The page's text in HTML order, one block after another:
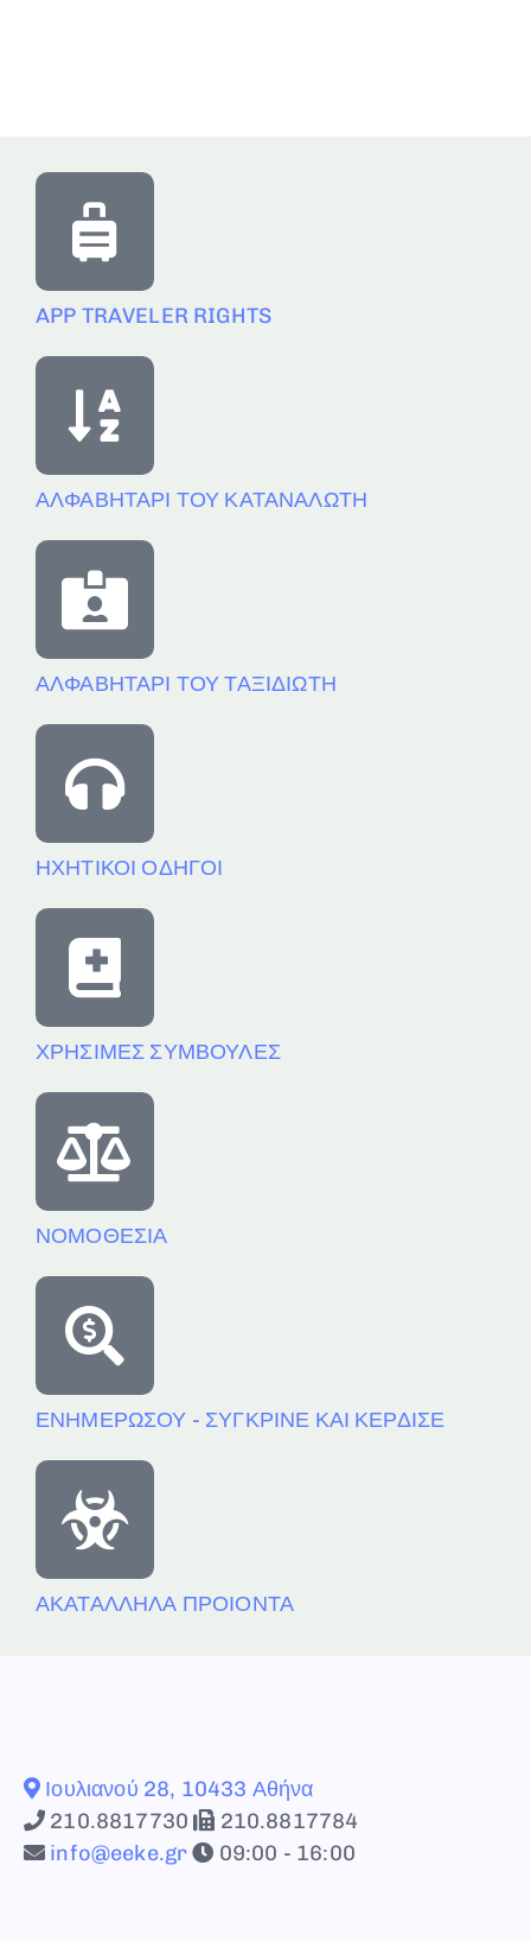
APP TRAVELER RIGHTS
ΑΛΦΑΒΗΤΑΡΙ ΤΟΥ ΚΑΤΑΝΑΛΩΤΗ
ΑΛΦΑΒΗΤΑΡΙ ΤΟΥ ΤΑΞΙΔΙΩΤΗ
ΗΧΗΤΙΚΟΙ ΟΔΗΓΟΙ
ΧΡΗΣΙΜΕΣ ΣΥΜΒΟΥΛΕΣ
ΝΟΜΟΘΕΣΙΑ
ΕΝΗΜΕΡΩΣΟΥ - ΣΥΓΚΡΙΝΕ ΚΑΙ ΚΕΡΔΙΣΕ
ΑΚΑΤΑΛΛΗΛΑ ΠΡΟΙΟΝΤΑ
Ιουλιανού 28, 10433 Αθήνα
210.8817730
210.8817784
info@eeke.gr
09:00 - 16:00